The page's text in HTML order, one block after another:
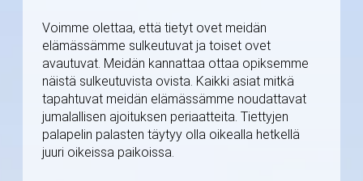
Voimme olettaa, että tietyt ovet meidän
elämässämme sulkeutuvat ja toiset ovet
avautuvat. Meidän kannattaa ottaa opiksemme
näistä sulkeutuvista ovista. Kaikki asiat mitkä
tapahtuvat meidän elämässämme noudattavat
jumalallisen ajoituksen periaatteita. Tiettyjen
palapelin palasten täytyy olla oikealla hetkellä
juuri oikeissa paikoissa.